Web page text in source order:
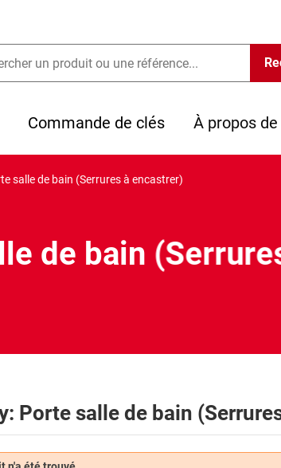
Commande de clés À propos
salle de bain (Serrures à encastrer)
de bain
Porte salle de bain